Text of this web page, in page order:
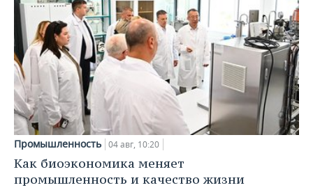
Промышленность 04 авг, 10:20
Как биоэкономика меняет
промышленность и качество жизни